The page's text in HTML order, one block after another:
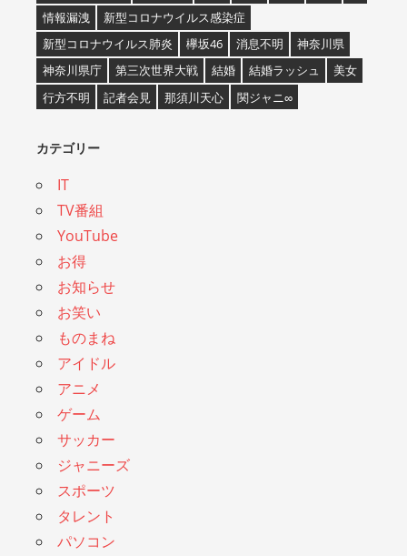
情報漏洩
新型コロナウイルス感染症
新型コロナウイルス肺炎
欅坂46 消息不明
神奈川県
神奈川県庁
第三次世界大戦 結婚 結婚ラッシュ
美女
行方不明
記者会見 那須川天心 関ジャニ∞
カテゴリー
IT
TV番組
YouTube
お得
お知らせ
お笑い
ものまね
アイドル
アニメ
ゲーム
サッカー
ジャニーズ
スポーツ
タレント
パソコン